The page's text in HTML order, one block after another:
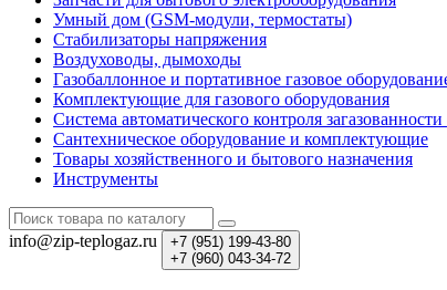
Умный дом (GSM-модули, термостаты)
Cтабилизаторы напряжения
Воздуховоды, дымоходы
Газобаллонное и портативное газовое
Комплектующие для газового оборудования
Система автоматического контроля
Сантехническое оборудование и комплектующие
Товары хозяйственного и бытового назначения
Инструменты
info@zip-teplogaz.ru +7 (951) 199-43-80
+7 (960) 043-34-72